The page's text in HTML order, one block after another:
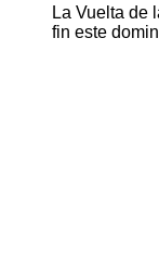
La Vuelta de
fin este